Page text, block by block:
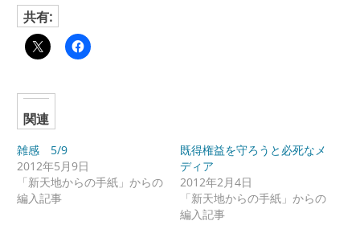
共有:
関連
雑感 5/9
2012年5月9日
「新天地からの手紙」からの
編入記事
既得権益を守ろうと必死なメ
ディア
2012年2月4日
「新天地からの手紙」からの
編入記事